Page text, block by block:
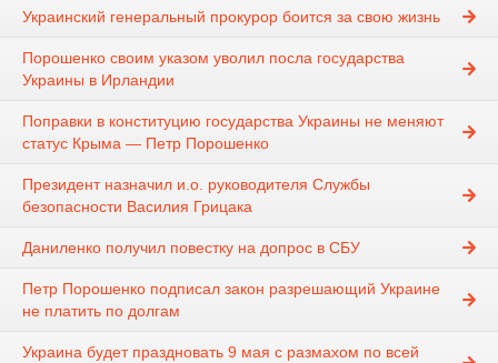
Украинский генеральный прокурор боится за свою жизнь
Порошенко своим указом уволил посла государства
Украины в Ирландии
Поправки в конституцию государства Украины не меняют
статус Крыма — Петр Порошенко
Президент назначил и.о. руководителя Службы
безопасности Василия Грицака
Даниленко получил повестку на допрос в СБУ
Петр Порошенко подписал закон разрешающий Украине
не платить по долгам
Украина будет праздновать 9 мая с размахом по всей